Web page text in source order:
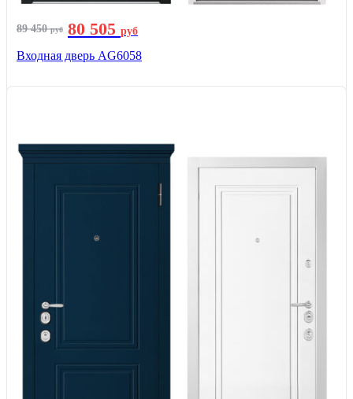
89 450руб 80 505 руб
Входная дверь AG6058